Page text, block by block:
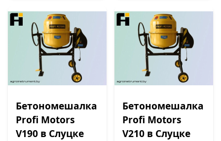
Бетономешалка
Profi Motors
V190 в Слуцке
Бетономешалка
Profi Motors
V210 в Слуцке